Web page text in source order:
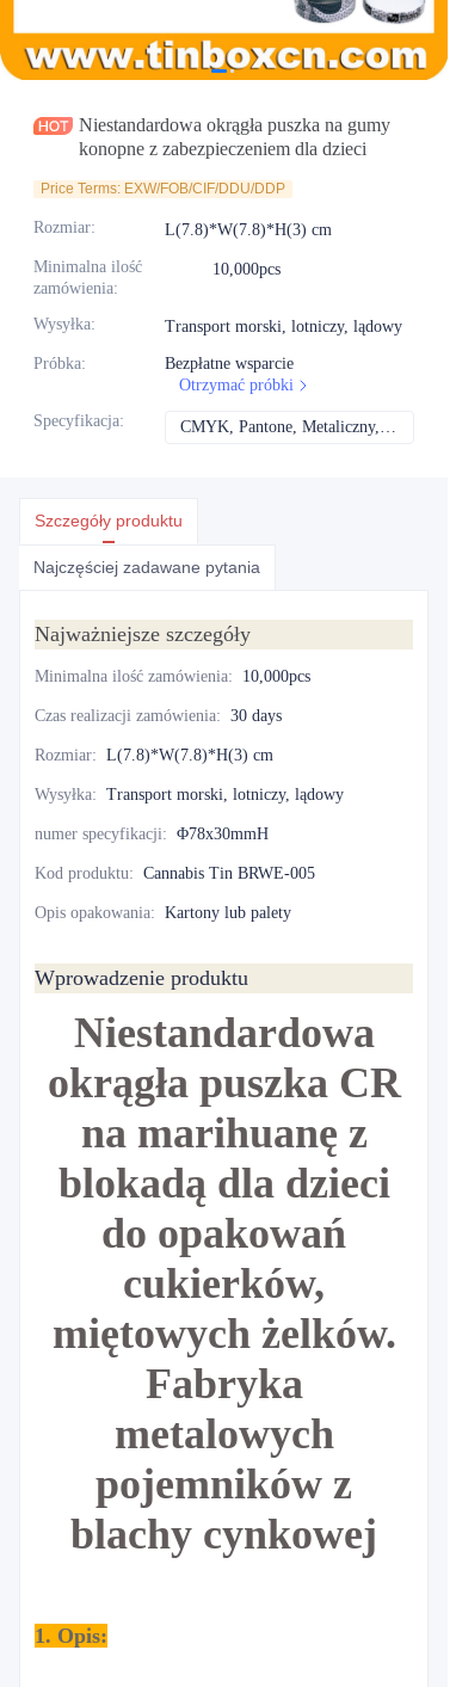
Niestandardowa okrągła puszka na gumy
konopne z zabezpieczeniem dla dzieci
Price Terms: EXW/FOB/CIF/DDU/DDP
Rozmiar: L(7.8)*W(7.8)*H(3) cm
Minimalna ilość
zamówienia:
10,000pcs
Wysyłka: Transport morski, lotniczy, lądowy
Próbka:
Bezpłatne wsparcie
Otrzymać próbki
Specyfikacja: CMYK, Pantone, Metaliczny, Kolor spotowy itd.
Szczegóły produktu
Najczęściej zadawane pytania
Najważniejsze szczegóły
Minimalna ilość zamówienia: 10,000pcs
Czas realizacji zamówienia: 30 days
Rozmiar: L(7.8)*W(7.8)*H(3) cm
Wysyłka: Transport morski, lotniczy, lądowy
numer specyfikacji: Φ78x30mmH
Kod produktu: Cannabis Tin BRWE-005
Opis opakowania: Kartony lub palety
Wprowadzenie produktu
Niestandardowa
okrągła puszka CR
na marihuanę z
blokadą dla dzieci
do opakowań
cukierków,
miętowych żelków.
Fabryka
metalowych
pojemników z
blachy cynkowej
1. Opis:
Aktualności